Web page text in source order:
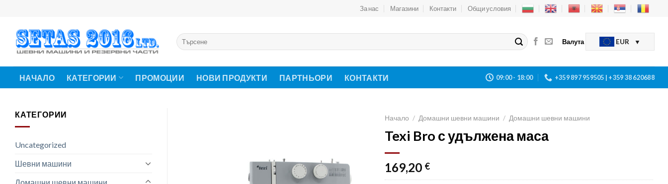
content
За нас Магазини Контакти Общи условия
Търсене
за:
Валута EUR
НАЧАЛО КАТЕГОРИИ ПРОМОЦИИ НОВИ ПРОДУКТИ ПАРТНЬОРИ КОНТАКТИ 09:00 - 18:00 +359 897 959505 | +359 38 620688
КАТЕГОРИИ
Uncategorized
Шевни машини
Домашни шевни машини
Начало / Домашни шевни машини / Домашни шевни машини
Texi Bro с удължена маса
169,20 €